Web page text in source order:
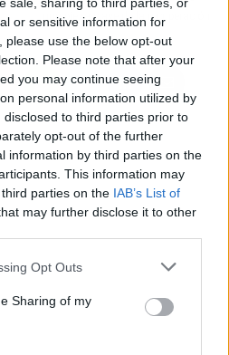
or sensitive information for
please use the below opt-out
Please note that after your
you may continue seeing
personal information utilized by
to third parties prior to
opt-out of the further
information by third parties on the
This information may
parties on the IAB’s List of
may further disclose it to other
Opt Outs
Sharing of my
una pieza clave de la recuperación